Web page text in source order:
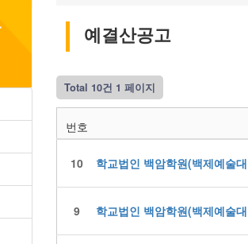
예결산공고
Total 10건 1 페이지
번호
10 학교법인 백암학원(백제예술
9 학교법인 백암학원(백제예술